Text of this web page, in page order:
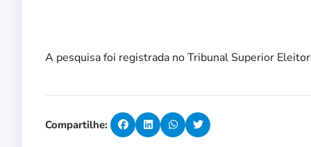
A pesquisa foi registrada no Tribunal Superior
Compartilhe: